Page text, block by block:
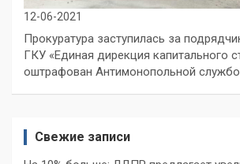
12-06-2021
Прокуратура заступилась за
ГКУ «Единая дирекция капитального
оштрафован Антимонопольной
Свежие записи